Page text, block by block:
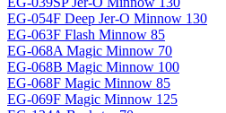
EG-054F Deep Jer-O Minnow 130
EG-063F Flash Minnow 85
EG-068A Magic Minnow 70
EG-068B Magic Minnow 100
EG-068F Magic Minnow 85
EG-069F Magiс Minnow 125